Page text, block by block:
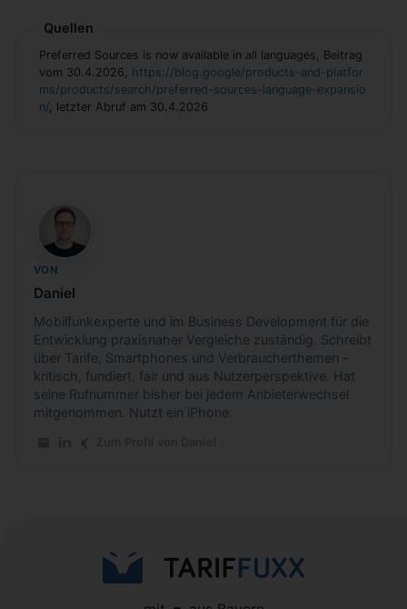
Quellen
Preferred Sources is now available in all languages, Beitrag
vom 30.4.2026, https://blog.google/products-and-platfor
ms/products/search/preferred-sources-language-expansio
n/ , letzter Abruf am 30.4.2026
DH
VON
Daniel
Mobilfunkexperte und im Business Development für die
Entwicklung praxisnaher Vergleiche zuständig. Schreibt
über Tarife, Smartphones und Verbraucherthemen –
kritisch, fundiert, fair und aus Nutzerperspektive. Hat
seine Rufnummer bisher bei jedem Anbieterwechsel
mitgenommen. Nutzt ein iPhone.